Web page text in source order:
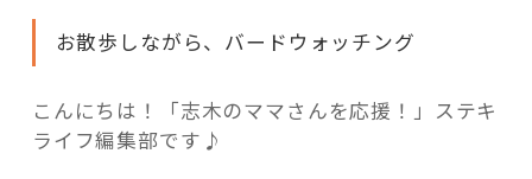
っ
暖
か
い
お散歩しながら、バードウォッチング
こんにちは！「志木のママさんを応援！」ステキ
ライフ編集部です♪